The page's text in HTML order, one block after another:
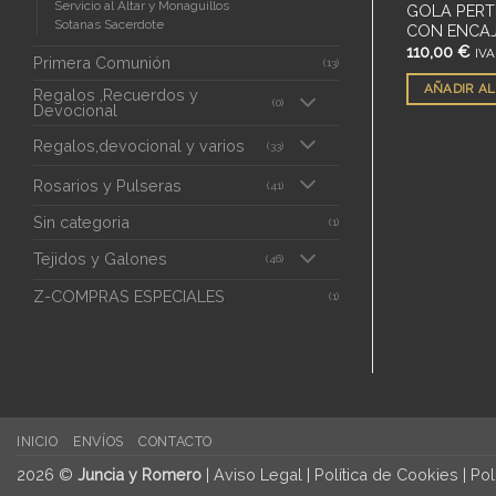
Servicio al Altar y Monaguillos
Sotanas Sacerdote
Primera Comunión (13)
Regalos ,Recuerdos y
Devocional
(0)
Regalos,devocional y varios (33)
Rosarios y Pulseras (41)
Sin categoria (1)
Tejidos y Galones (46)
Z-COMPRAS ESPECIALES (1)
GOLA
CON
110,00 €
AÑADIR
BORDADA
HUMERAL EN LAMPAZO
BIZANTINO CON FLECO
185,00
AÑADIR AL CARRITO
INICIO ENVÍOS CONTACTO
2026 © Juncia y Romero | Aviso Legal | Política de Cookies |